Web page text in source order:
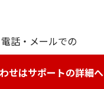
電話・メールでの
せはサポートの詳細へ